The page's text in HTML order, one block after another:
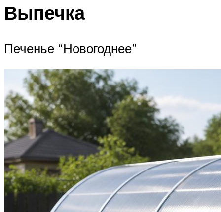
Выпечка
Печенье “Новогоднее”